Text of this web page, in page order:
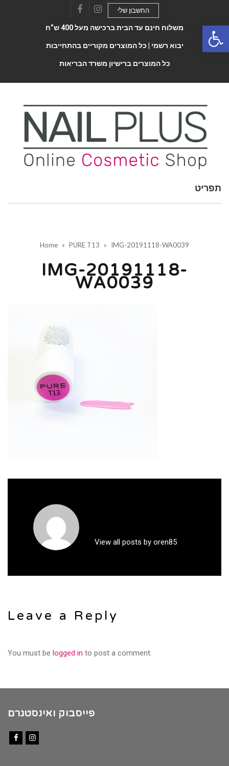
FacebookInstagram
החשבון שלי
משלוח חינם עד הבית ברכישה מעל 400 ש”ח
יבוא רשמי | כל המוצרים מקוריים בהתחייבות
כל המוצרים ברישיון משרד הבריאות
Toggle
תפריט
Home » PURE T13 » IMG-20191118-WA0039
IMG-20191118-
WA0039
View all posts by oren85
Leave a Reply
You must be logged in to post a comment.
פייסבוק ואינסטגרם